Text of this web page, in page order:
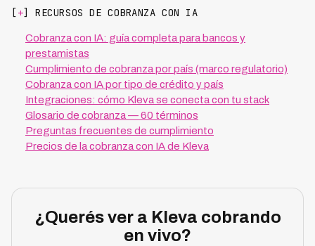
[ +] RECURSOS DE COBRANZA CON IA
Cobranza con IA: guía completa para bancos y
prestamistas
Cumplimiento de cobranza por país (marco regulatorio)
Cobranza con IA por tipo de crédito y país
Integraciones: cómo Kleva se conecta con tu stack
Glosario de cobranza — 60 términos
Preguntas frecuentes de cumplimiento
Precios de la cobranza con IA de Kleva
¿Querés ver a Kleva cobrando
en vivo?